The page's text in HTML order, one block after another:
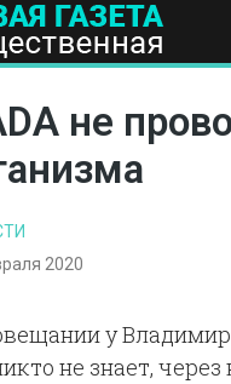
ОБЩЕСТВО
не
2020
у
не знает,